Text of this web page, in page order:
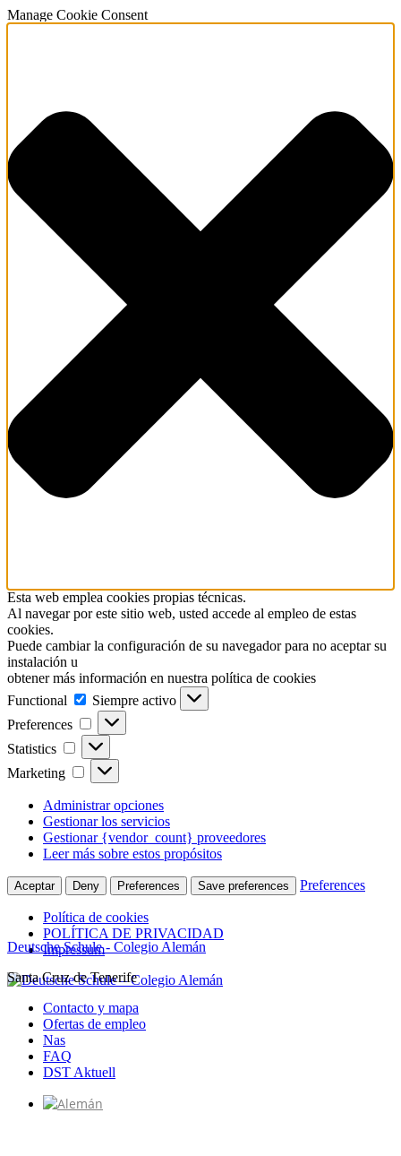
Manage Cookie Consent
Esta web emplea cookies propias técnicas.
Al navegar por este sitio web, usted accede al empleo de estas
cookies.
Puede cambiar la configuración de su navegador para no aceptar su
instalación u
obtener más información en nuestra política de cookies
Functional
Functional
Siempre activo
Preferences
Preferences
Statistics Statistics
Marketing Marketing
Administrar opciones
Gestionar los servicios
Gestionar {vendor_count} proveedores
Leer más sobre estos propósitos
Aceptar Deny Preferences Save preferences Preferences
Política de cookies
POLÍTICA DE PRIVACIDAD
Impressum
Ir
contenido
Deutsche Schule - Colegio Alemán
Santa Cruz de Tenerife
Contacto y mapa
Ofertas de empleo
Nas
FAQ
DST Aktuell